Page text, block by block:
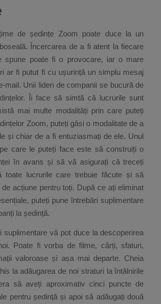
de ședințe Zoom poate duce la un
Încercarea de a fi atent la fiecare
spune poate fi o provocare, iar o mare
ar fi putut fi cu ușurință un simplu mesaj
mail. Unii lideri de companii se bucură de
Îi face să simtă că lucrurile sunt
mai multe modalități prin care puteți
Zoom, puteți găsi o modalitate de a
și chiar de a fi entuziasmați de ele. Unul
care le puteți face este să construiți o
în avans și să vă asigurați că treceți
toate lucrurile care trebuie făcute și să
acțiune pentru toți. După ce ați eliminat
puteți pune întrebări suplimentare
la ședință.
suplimentare vă pot duce la descoperirea
Poate fi vorba de filme, cărți, sfaturi,
valoroase și așa mai departe. Cheia
la adăugarea de noi straturi la întâlnirile
să aveți aproximativ cinci puncte de
pentru ședință și apoi să adăugați două